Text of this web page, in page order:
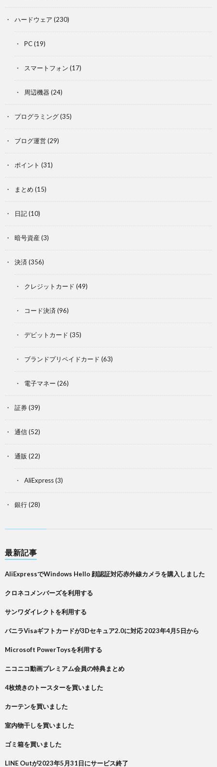
ハードウェア (230)
PC(19)
スマートフォン (17)
周辺機器 (24)
プログラミング(35)
ブログ運営(29)
ポイント (31)
まとめ (15)
日記(10)
暗号資産 (3)
決済 (356)
クレジットカード (49)
コード決済 (96)
デビットカード (35)
ブランドプリペイドカード (63)
電子マネー (26)
証券(39)
通信(52)
通販 (22)
AliExpress(3)
銀行(28)
最新記事
AliExpressでWindows Hello 顔認証対応赤外線カメラを購入しました
クロネコメンバーズを利用する
サンワダイレクトを利用する
バニラVisaギフトカードが3Dセキュア2.0に対応 2023年4月5日から
Microsoft PowerToysを利用する
ニコニコ動画プレミアム会員の特典まとめ
4枚焼きのトースターを買いました
カーテンを買いました
室内物干しを買いました
ゴミ箱を買いました
LINE Outが2023年5月31日にサービス終了